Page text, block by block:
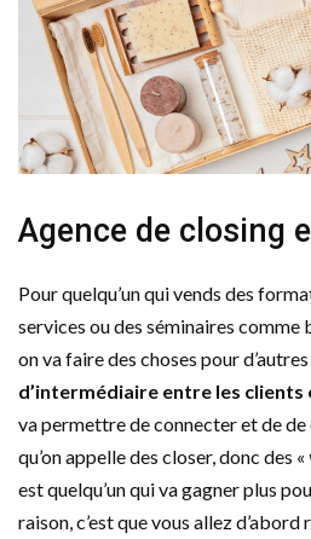
Agence de closing
Pour quelqu’un qui vends des
services ou des séminaires comme
on va faire des choses pour
d’intermédiaire entre les
va permettre de connecter et de de
qu’on appelle des closer, donc des «
est quelqu’un qui va gagner plus
raison, c’est que vous allez